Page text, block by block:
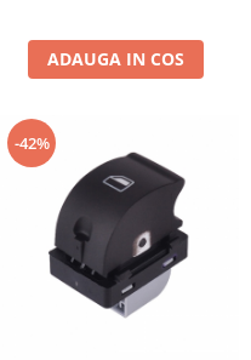
ADAUGA IN COS
-42%